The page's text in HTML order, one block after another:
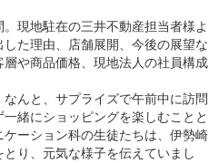
現地駐在の三井不動産担当者様よ
た理由、店舗展開、今後の展望な
や商品価格、現地法人の社員構成
んと、サプライズで午前中に訪問
緒にショッピングを楽しむことと
ーション科の生徒たちは、伊勢崎
り、元気な様子を伝えていまし